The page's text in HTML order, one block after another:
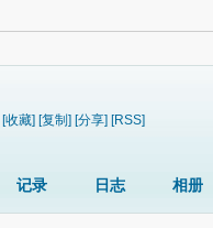
[收藏] [复制] [分享] [RSS]
记录 日志 相册